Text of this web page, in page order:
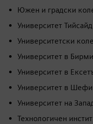
Лондонски
Университет
Голям Бирмингам и
Технологичен
Университет Джон
Манчестърски
Университет
Университет Салфорд